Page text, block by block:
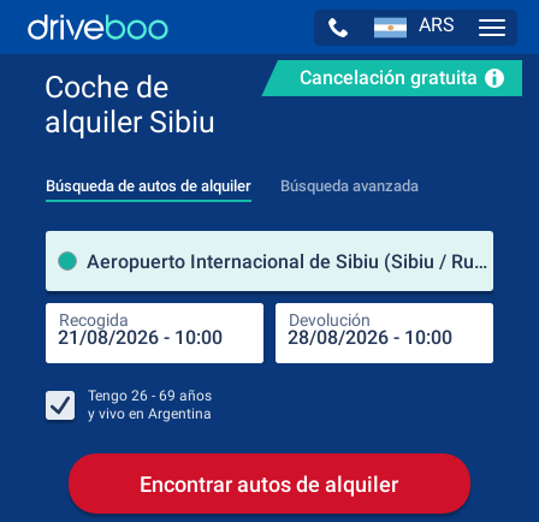
ARS
Cancelación gratuita
Coche de
alquiler Sibiu
Búsqueda de autos de alquiler Búsqueda avanzada
Aeropuerto Internacional de Sibiu (Sibiu / Rumanía)
Recogida Devolución
Tengo 26 - 69 años
y vivo en Argentina
Encontrar autos de alquiler